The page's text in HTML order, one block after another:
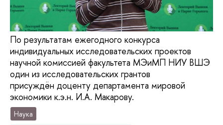
По результатам ежегодного конкурса
индивидуальных исследовательских проектов
научной комиссией факультета МЭиМП НИУ ВШЭ
один из исследовательских грантов
присуждён доценту департамента мировой
экономики к.э.н. И.А. Макарову.
Наука